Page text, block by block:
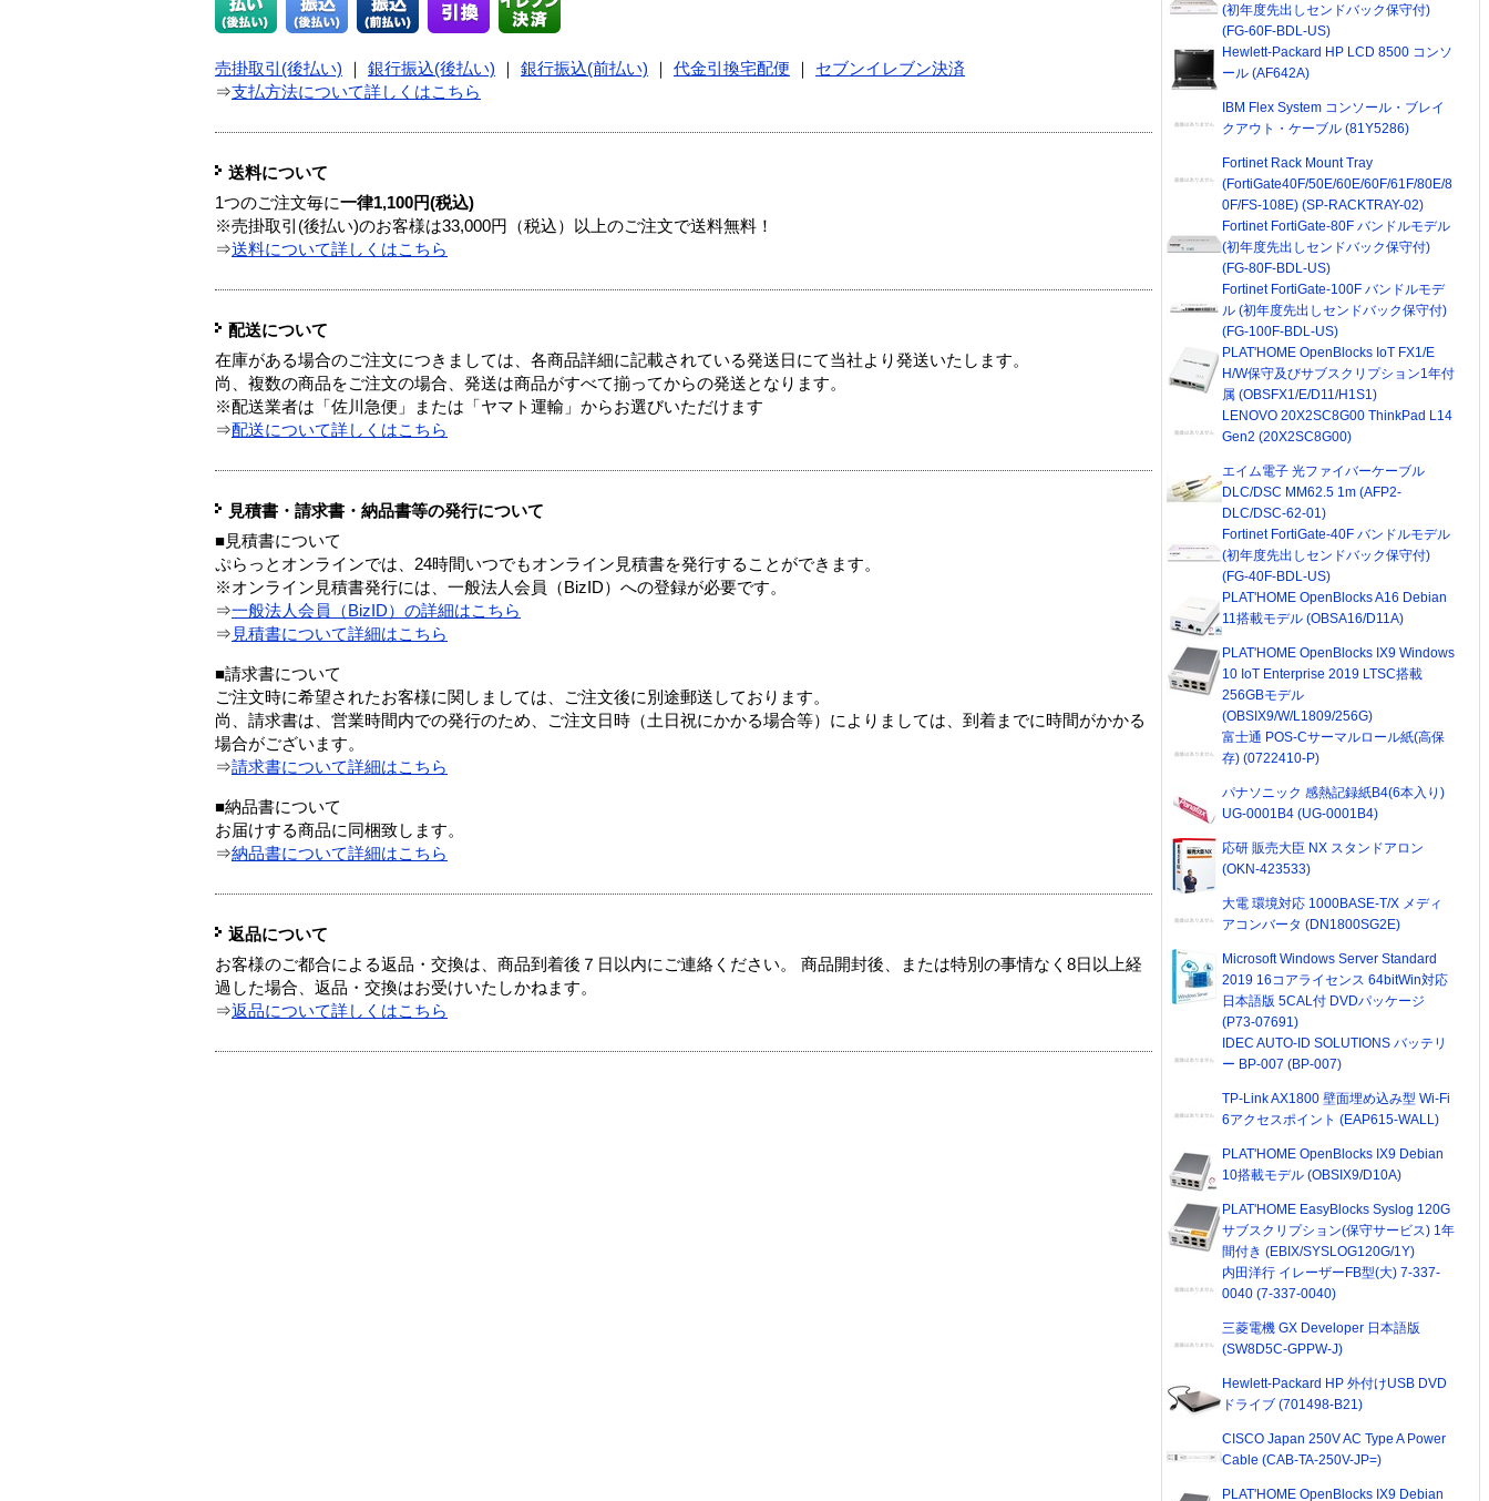
売掛取引(後払い) 銀行振込(後払い) 銀行振込(前払い) 代金引換宅配便
セブンイレブン決済
⇒支払方法について詳しくはこちら
送料について
1つのご注文毎に一律1,100円(税込)
※売掛取引(後払い)のお客様は33,000円（税込）以上のご注文で送料無料！
⇒送料について詳しくはこちら
配送について
在庫がある場合のご注文につきましては、各商品詳細に記載されている発送日にて当社より発送いたします。
尚、複数の商品をご注文の場合、発送は商品がすべて揃ってからの発送となります。
※配送業者は「佐川急便」または「ヤマト運輸」からお選びいただけます
⇒配送について詳しくはこちら
見積書・請求書・納品書等の発行について
■見積書について
ぷらっとオンラインでは、24時間いつでもオンライン見積書を発行することができます。
※オンライン見積書発行には、一般法人会員（BizID）への登録が必要です。
⇒一般法人会員（BizID）の詳細はこちら
⇒ 見積書について詳細はこちら
■請求書について
ご注文時に希望されたお客様に関しましては、ご注文後に別途郵送しております。
尚、請求書は、営業時間内での発行のため、ご注文日時（土日祝にかかる場合等）によりましては、到着までに時間がかかる
場合がございます。
⇒請求書について詳細はこちら
■納品書について
お届けする商品に同梱致します。
⇒納品書について詳細はこちら
返品について
お客様のご都合による返品・交換は、商品到着後７日以内にご連絡ください。 商品開封後、または特別の事情なく8日以上経
過した場合、返品・交換はお受けいたしかねます。
⇒返品について詳しくはこちら
(初年度先出しセンドバック保守付)
(FG-60F-BDL-US)
Hewlett-Packard HP LCD 8500 コンソ
ール (AF642A)
IBM Flex System コンソール・ブレイ
クアウト・ケーブル (81Y5286)
Fortinet Rack Mount Tray
(FortiGate40F/50E/60E/60F/61F/80E/8
0F/FS-108E) (SP-RACKTRAY-02)
Fortinet FortiGate-80F バンドルモデル
(初年度先出しセンドバック保守付)
(FG-80F-BDL-US)
Fortinet FortiGate-100F バンドルモデ
ル (初年度先出しセンドバック保守付)
(FG-100F-BDL-US)
PLAT'HOME OpenBlocks IoT FX1/E
H/W保守及びサブスクリプション1年付
属 (OBSFX1/E/D11/H1S1)
LENOVO 20X2SC8G00 ThinkPad L14
Gen2 (20X2SC8G00)
エイム電子 光ファイバーケーブル
DLC/DSC MM62.5 1m (AFP2-
DLC/DSC-62-01)
Fortinet FortiGate-40F バンドルモデル
(初年度先出しセンドバック保守付)
(FG-40F-BDL-US)
PLAT'HOME OpenBlocks A16 Debian
11搭載モデル (OBSA16/D11A)
PLAT'HOME OpenBlocks IX9 Windows
10 IoT Enterprise 2019 LTSC搭載
256GBモデル
(OBSIX9/W/L1809/256G)
富士通 POS-Cサーマルロール紙(高保
存) (0722410-P)
パナソニック 感熱記録紙B4(6本入り)
UG-0001B4 (UG-0001B4)
応研 販売大臣 NX スタンドアロン
(OKN-423533)
大電 環境対応 1000BASE-T/X メディ
アコンバータ (DN1800SG2E)
Microsoft Windows Server Standard
2019 16コアライセンス 64bitWin対応
日本語版 5CAL付 DVDパッケージ
(P73-07691)
IDEC AUTO-ID SOLUTIONS バッテリ
ー BP-007 (BP-007)
TP-Link AX1800 壁面埋め込み型 Wi-Fi
6アクセスポイント (EAP615-WALL)
PLAT'HOME OpenBlocks IX9 Debian
10搭載モデル (OBSIX9/D10A)
PLAT'HOME EasyBlocks Syslog 120G
サブスクリプション(保守サービス) 1年
間付き (EBIX/SYSLOG120G/1Y)
内田洋行 イレーザーFB型(大) 7-337-
0040 (7-337-0040)
三菱電機 GX Developer 日本語版
(SW8D5C-GPPW-J)
Hewlett-Packard HP 外付けUSB DVD
ドライブ (701498-B21)
CISCO Japan 250V AC Type A Power
Cable (CAB-TA-250V-JP=)
PLAT'HOME OpenBlocks IX9 Debian